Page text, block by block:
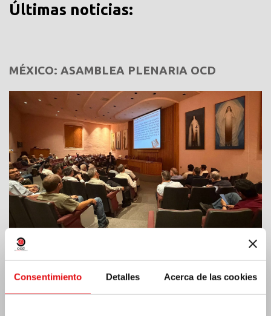
Consentimiento Detalles Acerca de las cookies
Últimas noticias:
MÉXICO: ASAMBLEA PLENARIA OCD
India: Bendición e inauguración del «Lumen
Carmeli»